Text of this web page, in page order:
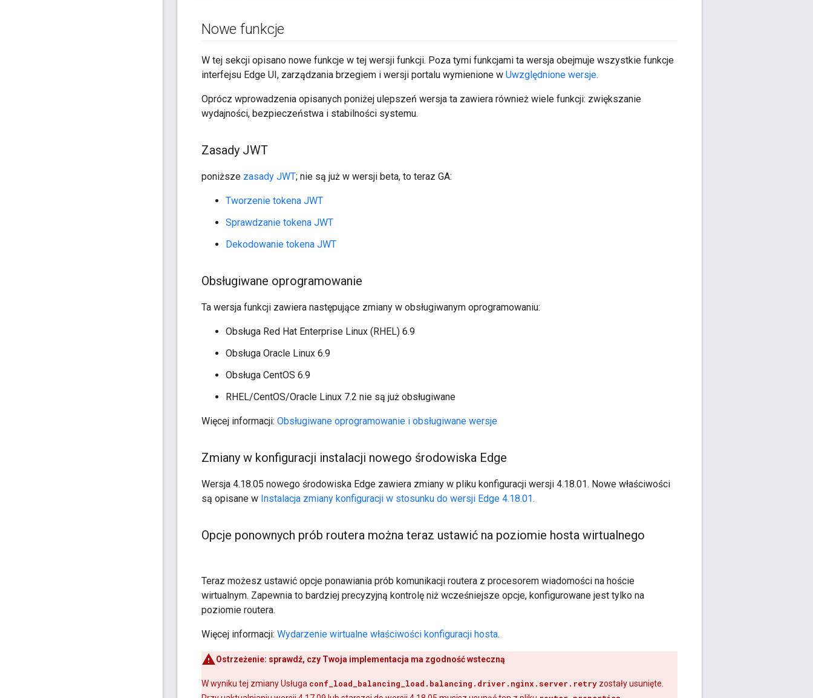
Nowe funkcje
W tej sekcji opisano nowe funkcje w tej wersji funkcji. Poza tymi funkcjami ta wersja obejmuje wszystkie funkcje
interfejsu Edge UI, zarządzania brzegiem i wersji portalu wymienione w Uwzględnione wersje.
Oprócz wprowadzenia opisanych poniżej ulepszeń wersja ta zawiera również wiele funkcji: zwiększanie
wydajności, bezpieczeństwa i stabilności systemu.
Zasady JWT
poniższe zasady JWT; nie są już w wersji beta, to teraz GA:
Tworzenie tokena JWT
Sprawdzanie tokena JWT
Dekodowanie tokena JWT
Obsługiwane oprogramowanie
Ta wersja funkcji zawiera następujące zmiany w obsługiwanym oprogramowaniu:
Obsługa Red Hat Enterprise Linux (RHEL) 6.9
Obsługa Oracle Linux 6.9
Obsługa CentOS 6.9
RHEL/CentOS/Oracle Linux 7.2 nie są już obsługiwane
Więcej informacji: Obsługiwane oprogramowanie i obsługiwane wersje
Zmiany w konfiguracji instalacji nowego środowiska Edge
Wersja 4.18.05 nowego środowiska Edge zawiera zmiany w pliku konfiguracji wersji 4.18.01. Nowe właściwości
są opisane w Instalacja zmiany konfiguracji w stosunku do wersji Edge 4.18.01.
Opcje ponownych prób routera można teraz ustawić na poziomie hosta wirtualnego
Teraz możesz ustawić opcje ponawiania prób komunikacji routera z procesorem wiadomości na hoście
wirtualnym. Zapewnia to bardziej precyzyjną kontrolę niż wcześniejsze opcje, konfigurowane jest tylko na
poziomie routera.
Więcej informacji: Wydarzenie wirtualne właściwości konfiguracji hosta.
Ostrzeżenie: sprawdź, czy Twoja implementacja ma zgodność wsteczną
W wyniku tej zmiany Usługa conf_load_balancing_load.balancing.driver.nginx.server.retry zostały usunięte.